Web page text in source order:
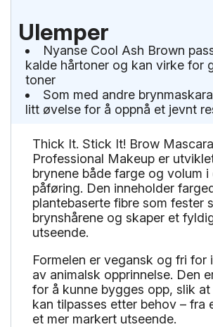
Thick It. Stick It! Brow
Professional Makeup er
brynene både farge og volum i
påføring. Den inneholder
plantebaserte fibre som fester
brynshårene og skaper et
utseende.
Formelen er vegansk og fri for
av animalsk opprinnelse. Den
for å kunne bygges opp, slik
kan tilpasses etter behov – fra
et mer markert utseende.
Ulemper
Nyanse Cool Ash Brown
kalde hårtoner og kan virke for
toner
Som med andre
litt øvelse for å oppnå et jevnt